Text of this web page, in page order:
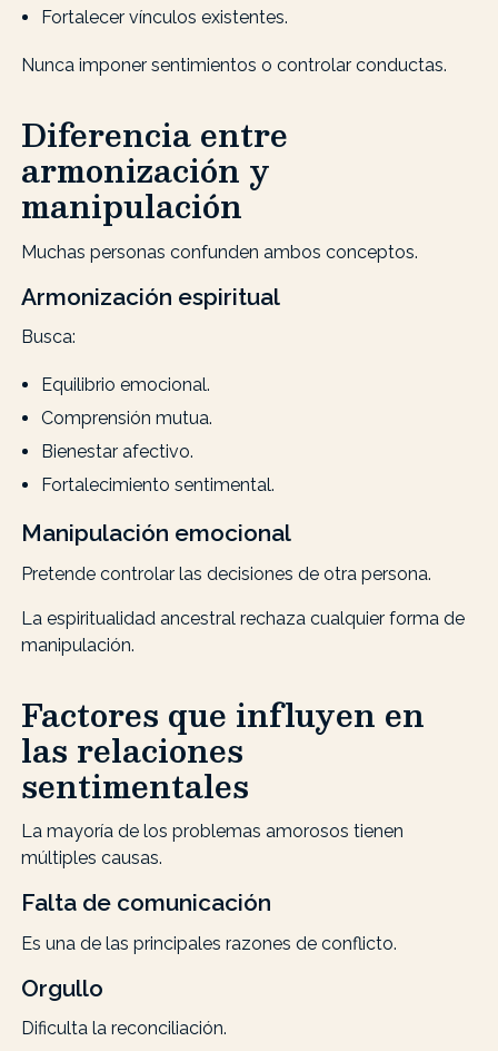
Fortalecer vínculos existentes.
Nunca imponer sentimientos o controlar conductas.
Diferencia entre
armonización y
manipulación
Muchas personas confunden ambos conceptos.
Armonización espiritual
Busca:
Equilibrio emocional.
Comprensión mutua.
Bienestar afectivo.
Fortalecimiento sentimental.
Manipulación emocional
Pretende controlar las decisiones de otra persona.
La espiritualidad ancestral rechaza cualquier forma de
manipulación.
Factores que influyen en
las relaciones
sentimentales
La mayoría de los problemas amorosos tienen
múltiples causas.
Falta de comunicación
Es una de las principales razones de conflicto.
Orgullo
Dificulta la reconciliación.